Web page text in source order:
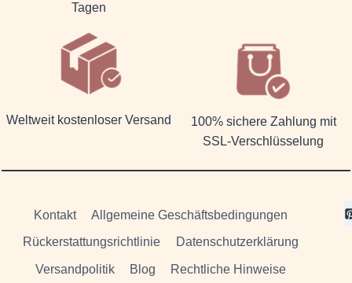
Tagen
Weltweit kostenloser Versand
100% sichere Zahlung mit
SSL-Verschlüsselung
Kontakt Allgemeine Geschäftsbedingungen
Rückerstattungsrichtlinie Datenschutzerklärung
Versandpolitik Blog Rechtliche Hinweise